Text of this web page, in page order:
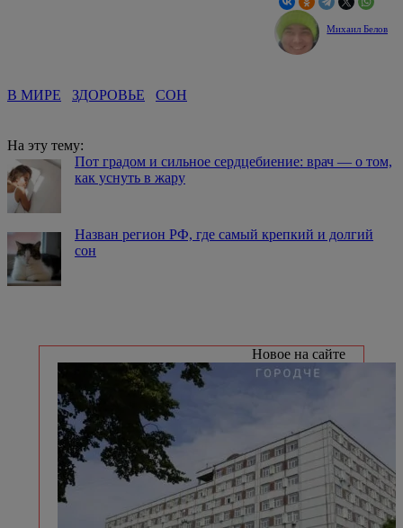
Михаил Белов
В МИРЕ ЗДОРОВЬЕ СОН
На эту тему:
Пот градом и сильное сердцебиение: врач — о том,
как уснуть в жару
Назван регион РФ, где самый крепкий и долгий
сон
Новое на сайте